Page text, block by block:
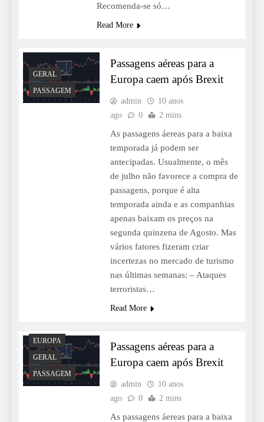
Recomenda-se só…
Read More
GERAL
PASSAGEM
Passagens aéreas para a
Europa caem após Brexit
admin
10 anos
ago
0 2 mins
As passagens áereas para a baixa
temporada já podem ser
antecipadas. Usualmente, o mês
de julho não favorece a compra de
passagens, porque é alta
temporada ainda e as companhias
apenas baixam os preços na
segunda quinzena de Agosto. Mas
vários fatores fizeram criar
incertezas no mercado de turismo
nas últimas semanas: – Ataques
terroristas…
Read More
EUROPA
GERAL
PASSAGEM
Passagens aéreas para a
Europa caem após Brexit
admin
10 anos
ago
0 2 mins
As passagens áereas para a baixa